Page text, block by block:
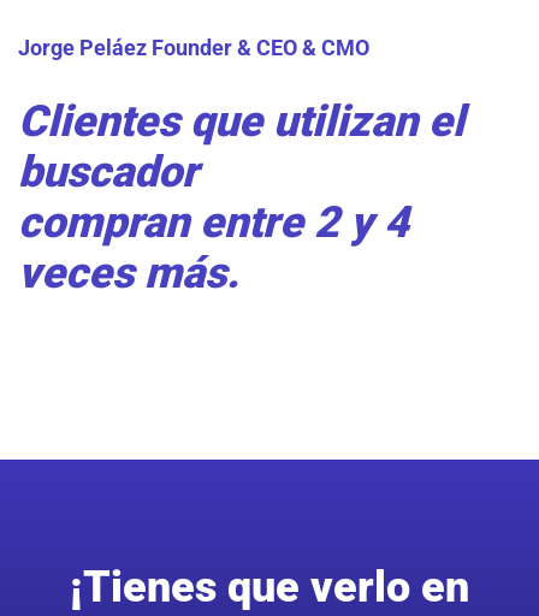
Jorge Peláez Founder & CEO & CMO
Clientes que utilizan el
buscador
compran entre 2 y 4
veces más.
¡Tienes que verlo en